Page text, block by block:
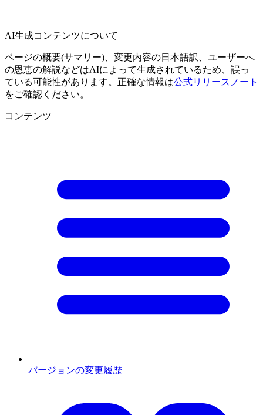
AI生成コンテンツについて
ページの概要(サマリー)、変更内容の日本語訳、ユーザーへ
の恩恵の解説などはAIによって生成されているため、誤っ
ている可能性があります。正確な情報は公式リリースノート
をご確認ください。
コンテンツ
バージョンの変更履歴